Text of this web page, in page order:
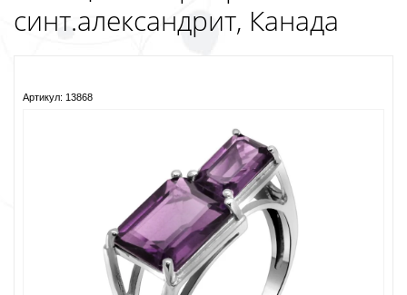
синт.александрит, Канада
Артикул: 13868